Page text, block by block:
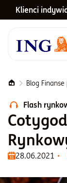
Klienci
Menu główne
Notowania
Emerytura
Inwestycje
Blog
Blog
Flash
28.06.2021